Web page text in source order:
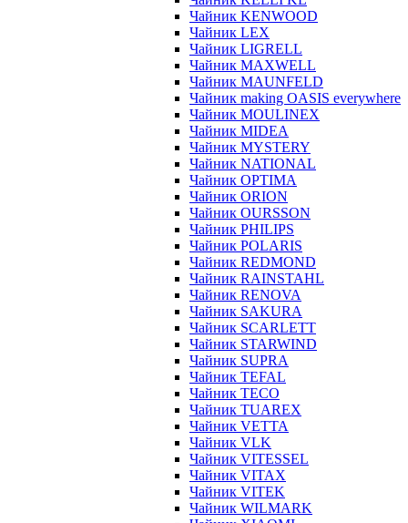
Чайник KENWOOD
Чайник LEX
Чайник LIGRELL
Чайник MAXWELL
Чайник MAUNFELD
Чайник making OASIS everywhere
Чайник MOULINEX
Чайник MIDEA
Чайник MYSTERY
Чайник NATIONAL
Чайник OPTIMA
Чайник ORION
Чайник OURSSON
Чайник PHILIPS
Чайник POLARIS
Чайник REDMOND
Чайник RAINSTAHL
Чайник RENOVA
Чайник SAKURA
Чайник SCARLETT
Чайник STARWIND
Чайник SUPRA
Чайник TEFAL
Чайник TECO
Чайник TUAREX
Чайник VETTA
Чайник VLK
Чайник VITESSEL
Чайник VITAX
Чайник VITEK
Чайник WILMARK